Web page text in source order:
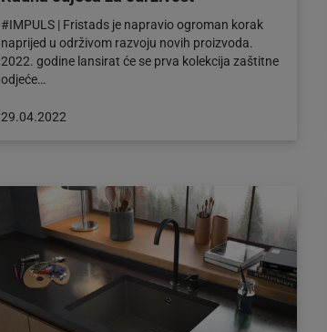
#IMPULS | Fristads je napravio ogroman korak
naprijed u održivom razvoju novih proizvoda.
2022. godine lansirat će se prva kolekcija zaštitne
odjeće…
Objava
29.04.2022